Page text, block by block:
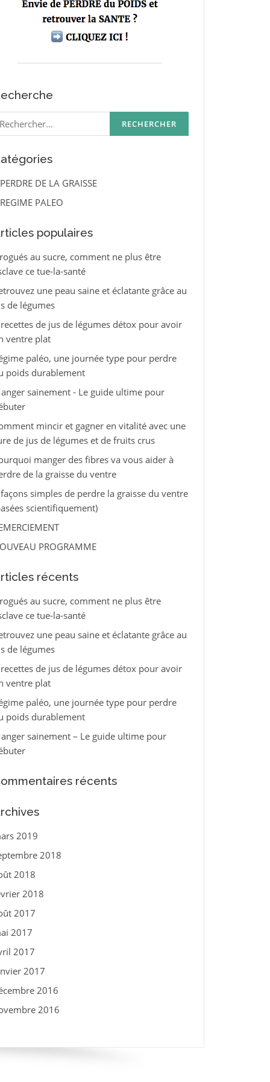
:
PERDRE DE LA GRAISSE
REGIME PALEO
populaires
au sucre, comment ne plus être
ce tue-la-santé
une peau saine et éclatante grâce au
de légumes
de jus de légumes détox pour avoir
ventre plat
paléo, une journée type pour perdre
poids durablement
sainement - Le guide ultime pour
mincir et gagner en vitalité avec une
de jus de légumes et de fruits crus
manger des fibres va vous aider à
de la graisse du ventre
simples de perdre la graisse du ventre
scientifiquement)
PROGRAMME
récents
au sucre, comment ne plus être
ce tue-la-santé
une peau saine et éclatante grâce au
de légumes
de jus de légumes détox pour avoir
ventre plat
paléo, une journée type pour perdre
poids durablement
sainement – Le guide ultime pour
récents
2019
2018
2018
2018
2017
2017
2017
2017
2016
2016